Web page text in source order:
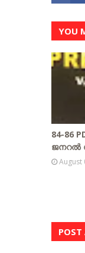
YOU
84-86
ജനറൽ
August